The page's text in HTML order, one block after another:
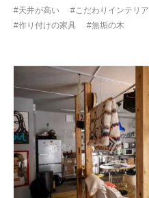
#天井が高い #こだわりインテリア
#作り付けの家具
#無垢の木